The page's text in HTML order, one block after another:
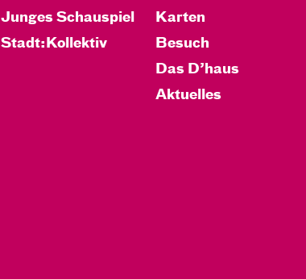
Junges Schauspiel
Stadt:Kollektiv
Karten
Besuch
Das D’haus
Aktuelles